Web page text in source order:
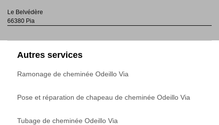
Le Belvédère
66380 Pia
Autres services
Ramonage de cheminée Odeillo Via
Pose et réparation de chapeau de cheminée Odeillo Via
Tubage de cheminée Odeillo Via